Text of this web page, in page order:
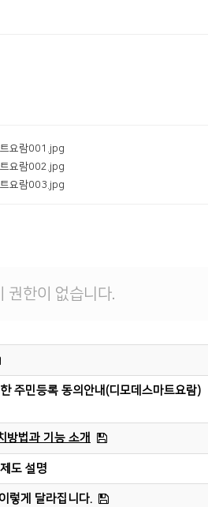
요람001.jpg
요람002.jpg
요람003.jpg
권한이 없습니다.
주민등록 동의안내(디모데스마트요람)
방법과 기능 소개
도 설명
렇게 달라집니다.